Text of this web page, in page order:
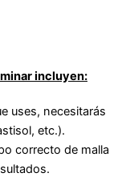
incluyen:
uses, necesitarás
etc.).
correcto de malla